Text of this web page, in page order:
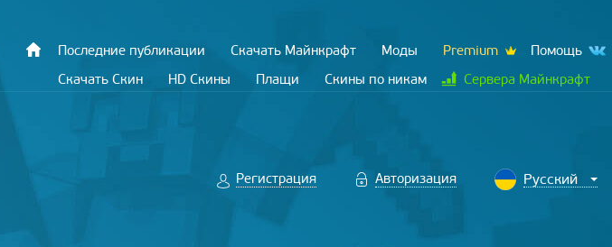
Последние публикации Скачать Майнкрафт Моды Premium
Помощь
Скачать Скин
HD Скины Плащи Скины по никам Сервера Майнкрафт
Регистрация Авторизация